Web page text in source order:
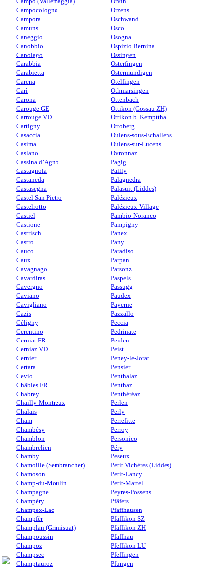
Campocologno
Campora
Camuns
Caneggio
Canobbio
Capolago
Carabbia
Carabietta
Carena
Carì
Carona
Carouge GE
Carrouge VD
Cartigny
Casaccia
Casima
Caslano
Cassina d’Agno
Castagnola
Castaneda
Castasegna
Castel San Pietro
Castelrotto
Castiel
Castione
Castrisch
Castro
Cauco
Caux
Cavagnago
Cavardiras
Cavergno
Caviano
Cavigliano
Cazis
Céligny
Cerentino
Cerniat FR
Cerniaz VD
Cernier
Certara
Cevio
Châbles FR
Chabrey
Chailly-Montreux
Chalais
Cham
Chambésy
Chamblon
Chambrelien
Chamby
Chamoille (Sembrancher)
Chamoson
Champ-du-Moulin
Champagne
Champéry
Champex-Lac
Champfèr
Champlan (Grimisuat)
Champoussin
Champoz
Champsec
Champtauroz
Orzens
Oschwand
Osco
Osogna
Ospizio Bernina
Ossingen
Osterfingen
Ostermundigen
Otelfingen
Othmarsingen
Ottenbach
Ottikon (Gossau ZH)
Ottikon b. Kemptthal
Ottoberg
Oulens-sous-Echallens
Oulens-sur-Lucens
Ovronnaz
Pagig
Pailly
Palagnedra
Palasuit (Liddes)
Palézieux
Palézieux-Village
Pambio-Noranco
Pampigny
Panex
Pany
Paradiso
Parpan
Parsonz
Paspels
Passugg
Paudex
Payerne
Pazzallo
Peccia
Pedrinate
Peiden
Peist
Peney-le-Jorat
Pensier
Penthalaz
Penthaz
Penthéréaz
Perlen
Perly
Perrefitte
Perroy
Personico
Péry
Peseux
Petit Vichères (Liddes)
Petit-Lancy
Petit-Martel
Peyres-Possens
Pfäfers
Pfaffhausen
Pfäffikon SZ
Pfäffikon ZH
Pfaffnau
Pfeffikon LU
Pfeffingen
Pfungen